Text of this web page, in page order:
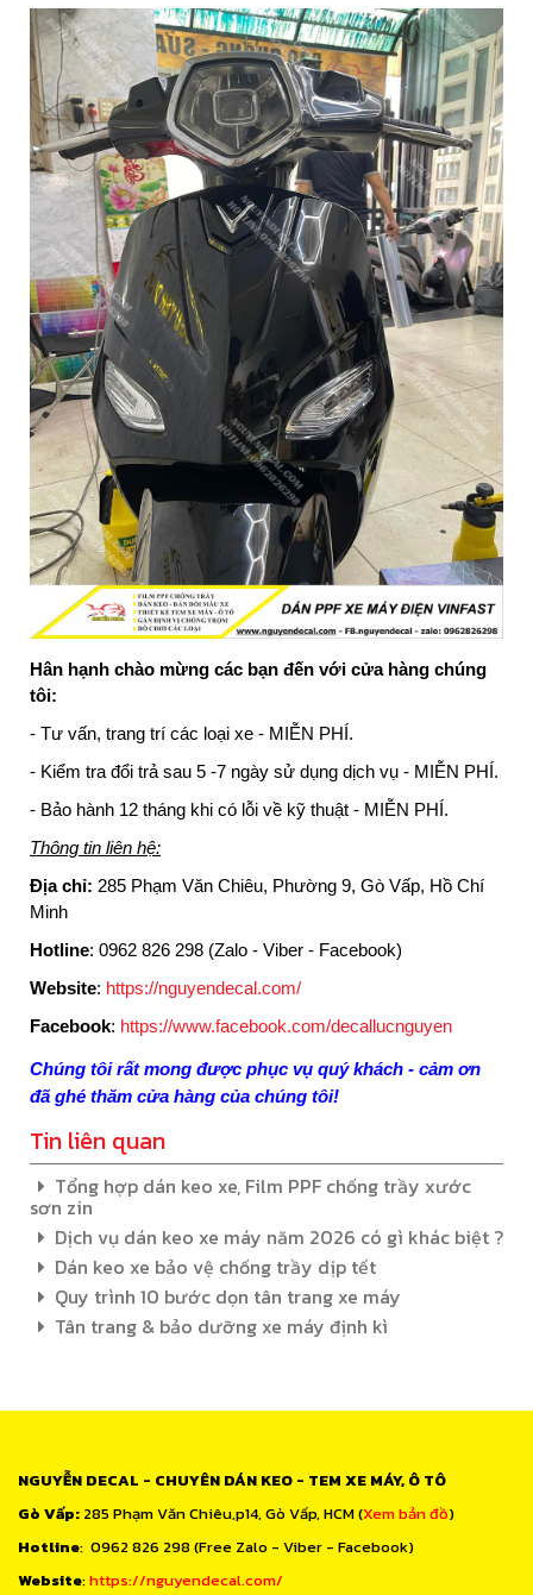
Hân hạnh chào mừng các bạn đến với cửa hàng chúng
tôi:
- Tư vấn, trang trí các loại xe - MIỄN PHÍ.
- Kiểm tra đổi trả sau 5 -7 ngày sử dụng dịch vụ - MIỄN PHÍ.
- Bảo hành 12 tháng khi có lỗi về kỹ thuật - MIỄN PHÍ.
Thông tin liên hệ:
Địa chỉ: 285 Phạm Văn Chiêu, Phường 9, Gò Vấp, Hồ Chí
Minh
Hotline: 0962 826 298 (Zalo - Viber - Facebook)
Website: https://nguyendecal.com/
Facebook: https://www.facebook.com/decallucnguyen
Chúng tôi rất mong được phục vụ quý khách - cảm ơn
đã ghé thăm cửa hàng của chúng tôi!
Tin liên quan
Tổng hợp dán keo xe, Film PPF chống trầy xước
sơn zin
Dịch vụ dán keo xe máy năm 2026 có gì khác biệt ?
Dán keo xe bảo vệ chống trầy dịp tết
Quy trình 10 bước dọn tân trang xe máy
Tân trang & bảo dưỡng xe máy định kì
NGUYỄN DECAL - CHUYÊN DÁN KEO - TEM XE MÁY, Ô TÔ
Gò Vấp: 285 Phạm Văn Chiêu,p14, Gò Vấp, HCM (Xem bản đồ)
Hotline: 0962 826 298 (Free Zalo - Viber - Facebook)
Website:https://nguyendecal.com/